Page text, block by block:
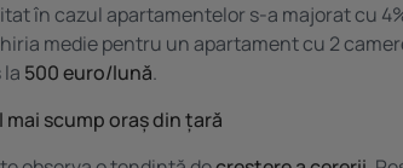
în cazul apartamentelor s-a majorat cu
medie pentru un apartament cu 2
500 euro/lună.
mai scump oraș din țară